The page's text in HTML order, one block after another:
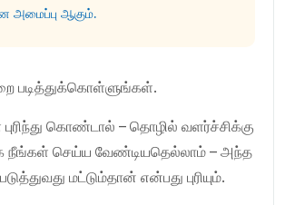
அமைப்பு ஆகும்.
படித்துக்கொள்ளுங்கள்.
கொண்டால் – தொழில் வளர்ச்சிக்கு
நீங்கள் செய்ய வேண்டியதெல்லாம் – அந்த
மட்டும்தான் என்பது புரியும்.